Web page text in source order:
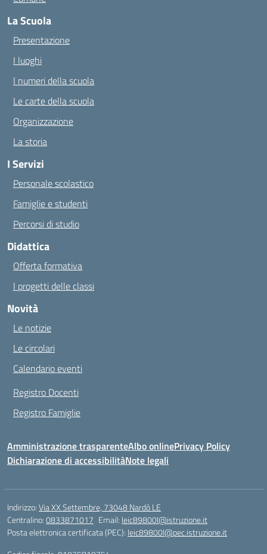
La Scuola
Presentazione
I luoghi
I numeri della scuola
Le carte della scuola
Organizzazione
La storia
I Servizi
Personale scolastico
Famiglie e studenti
Percorsi di studio
Didattica
Offerta formativa
I progetti delle classi
Novità
Le notizie
Le circolari
Calendario eventi
Registro Docenti
Registro Famiglie
Amministrazione trasparenteAlbo onlinePrivacy Policy
Dichiarazione di accessibilitàNote legali
Indirizzo:Via XX Settembre, 73048 Nardò LE
Centralino:0833871017 Email: leic89800l@istruzione.it
Posta elettronica certificata (PEC): leic89800l@pec.istruzione.it